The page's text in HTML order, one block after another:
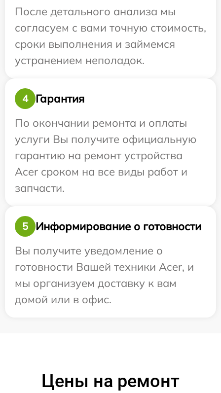
После детального анализа мы
согласуем с вами точную стоимость,
сроки выполнения и займемся
устранением неполадок.
4
Гарантия
По окончании ремонта и оплаты
услуги Вы получите официальную
гарантию на ремонт устройства
Acer сроком на все виды работ и
запчасти.
5
Информирование о готовности
Вы получите уведомление о
готовности Вашей техники Acer, и
мы организуем доставку к вам
домой или в офис.
Цены на ремонт